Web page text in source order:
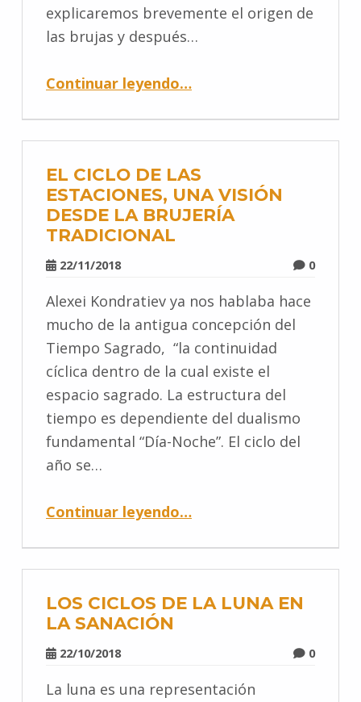
explicaremos brevemente el origen de
las brujas y después…
Continuar leyendo…
EL CICLO DE LAS
ESTACIONES, UNA VISIÓN
DESDE LA BRUJERÍA
TRADICIONAL
22/11/2018 0
Alexei Kondratiev ya nos hablaba hace
mucho de la antigua concepción del
Tiempo Sagrado, “la continuidad
cíclica dentro de la cual existe el
espacio sagrado. La estructura del
tiempo es dependiente del dualismo
fundamental “Día-Noche”. El ciclo del
año se…
Continuar leyendo…
LOS CICLOS DE LA LUNA EN
LA SANACIÓN
22/10/2018 0
La luna es una representación